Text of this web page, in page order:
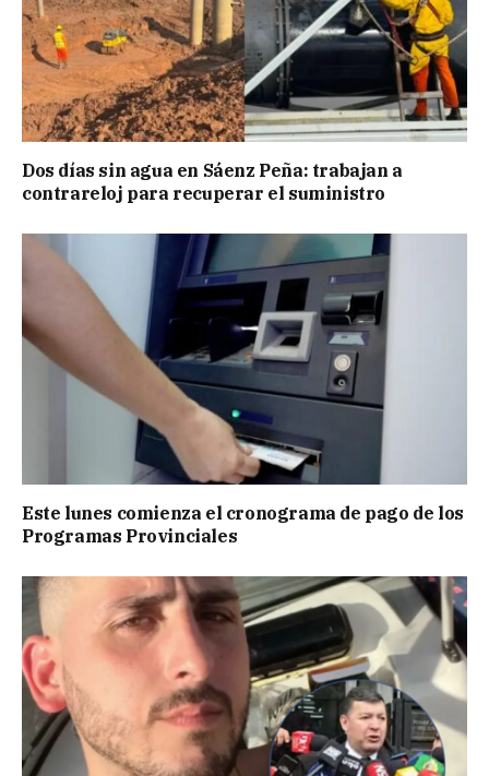
Dos días sin agua en Sáenz Peña: trabajan a
contrareloj para recuperar el suministro
Este lunes comienza el cronograma de pago de los
Programas Provinciales